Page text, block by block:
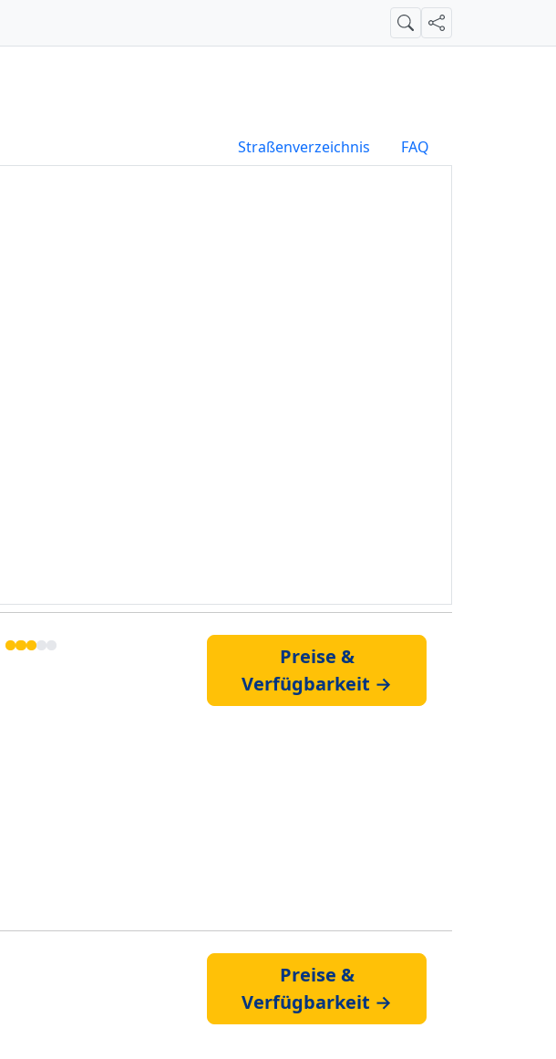
SucheTeilen
Straßenverzeichnis FAQ
Preise &
Verfügbarkeit →
Preise &
Verfügbarkeit →